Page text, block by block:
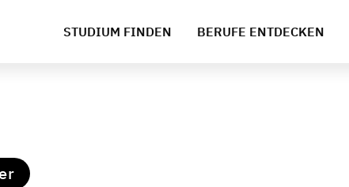
STUDIUM FINDEN BERUFE ENTDECKEN